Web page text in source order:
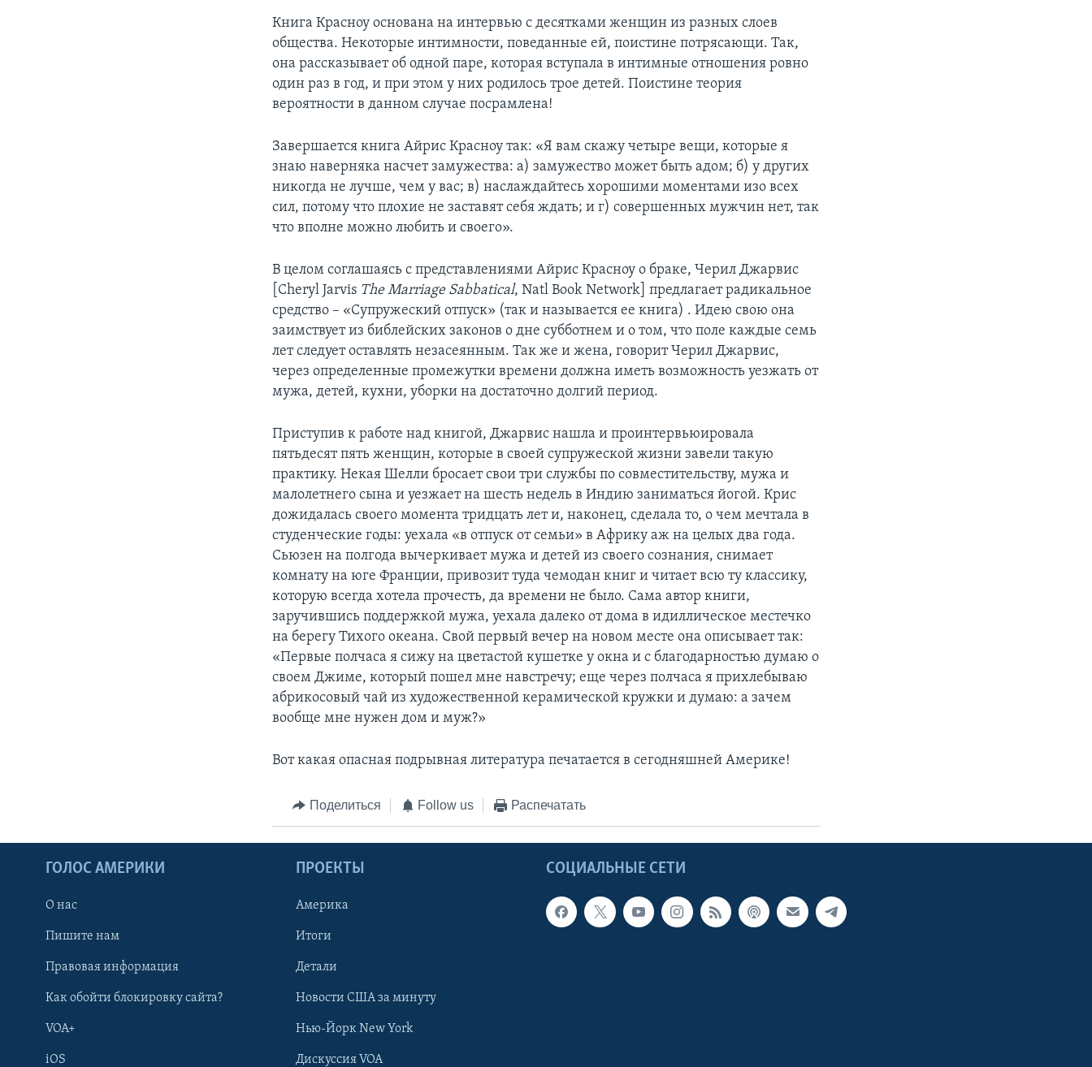
Книга Красноу основана на интервью с десятками женщин из разных слоев
общества. Некоторые интимности, поведанные ей, поистине потрясающи. Так,
она рассказывает об одной паре, которая вступала в интимные отношения ровно
один раз в год, и при этом у них родилось трое детей. Поистине теория
вероятности в данном случае посрамлена!
Завершается книга Айрис Красноу так: «Я вам скажу четыре вещи, которые я
знаю наверняка насчет замужества: а) замужество может быть адом; б) у других
никогда не лучше, чем у вас; в) наслаждайтесь хорошими моментами изо всех
сил, потому что плохие не заставят себя ждать; и г) совершенных мужчин нет, так
что вполне можно любить и своего».
В целом соглашаясь с представлениями Айрис Красноу о браке, Черил Джарвис
[Cheryl Jarvis The Marriage Sabbatical, Natl Book Network] предлагает радикальное
средство – «Супружеский отпуск» (так и называется ее книга) . Идею свою она
заимствует из библейских законов о дне субботнем и о том, что поле каждые семь
лет следует оставлять незасеянным. Так же и жена, говорит Черил Джарвис,
через определенные промежутки времени должна иметь возможность уезжать от
мужа, детей, кухни, уборки на достаточно долгий период.
Приступив к работе над книгой, Джарвис нашла и проинтервьюировала
пятьдесят пять женщин, которые в своей супружеской жизни завели такую
практику. Некая Шелли бросает свои три службы по совместительству, мужа и
малолетнего сына и уезжает на шесть недель в Индию заниматься йогой. Крис
дожидалась своего момента тридцать лет и, наконец, сделала то, о чем мечтала в
студенческие годы: уехала «в отпуск от семьи» в Африку аж на целых два года.
Сьюзен на полгода вычеркивает мужа и детей из своего сознания, снимает
комнату на юге Франции, привозит туда чемодан книг и читает всю ту классику,
которую всегда хотела прочесть, да времени не было. Сама автор книги,
заручившись поддержкой мужа, уехала далеко от дома в идиллическое местечко
на берегу Тихого океана. Свой первый вечер на новом месте она описывает так:
«Первые полчаса я сижу на цветастой кушетке у окна и с благодарностью думаю о
своем Джиме, который пошел мне навстречу; еще через полчаса я прихлебываю
абрикосовый чай из художественной керамической кружки и думаю: а зачем
вообще мне нужен дом и муж?»
Вот какая опасная подрывная литература печатается в сегодняшней Америке!
Поделиться Follow us Распечатать
СОЦИАЛЬНЫЕ СЕТИ
ГОЛОС АМЕРИКИ
О нас
Пишите нам
Правовая информация
Как обойти блокировку сайта?
VOA+
iOS
ПРОЕКТЫ
Америка
Итоги
Детали
Новости США за минуту
Нью-Йорк New York
Дискуссия VOA